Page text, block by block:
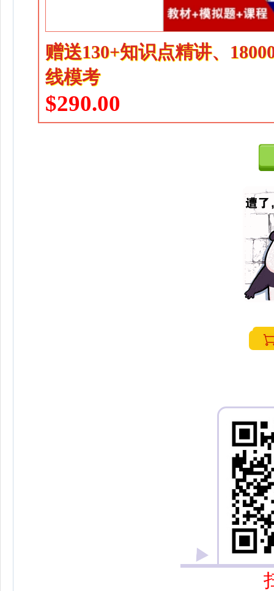
赠送130+知识点精讲、
线模考
$290.00